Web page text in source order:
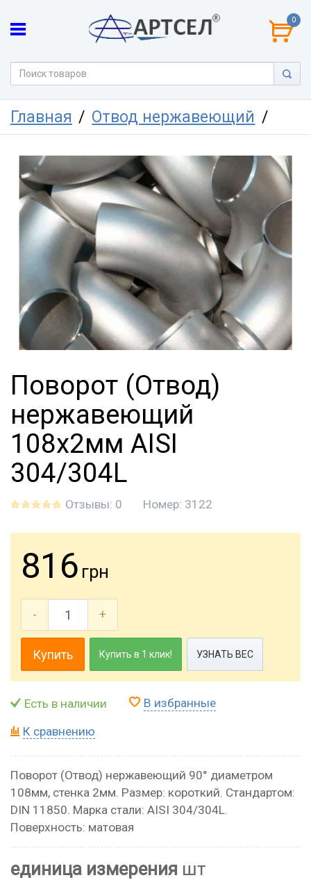
0
Главная Отвод нержавеющий
Поворот (Отвод)
нержавеющий
108x2мм AISI
304/304L
Отзывы: 0 Номер: 3122
816 грн
- +
Купить Купить в 1 клик! УЗНАТЬ ВЕС
Есть в наличии В избранные
К сравнению
Поворот (Отвод) нержавеющий 90° диаметром
108мм, стенка 2мм. Размер: короткий. Стандартом:
DIN 11850. Марка стали: AISI 304/304L.
Поверхность: матовая
единица измерения шт